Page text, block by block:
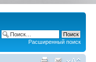
Расширенный поиск